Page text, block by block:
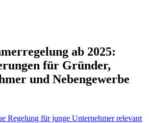
ab 2025:
für Gründer,
und Nebengewerbe
Regelung für junge Unternehmer relevant